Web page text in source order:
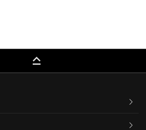
keyboard_capslock